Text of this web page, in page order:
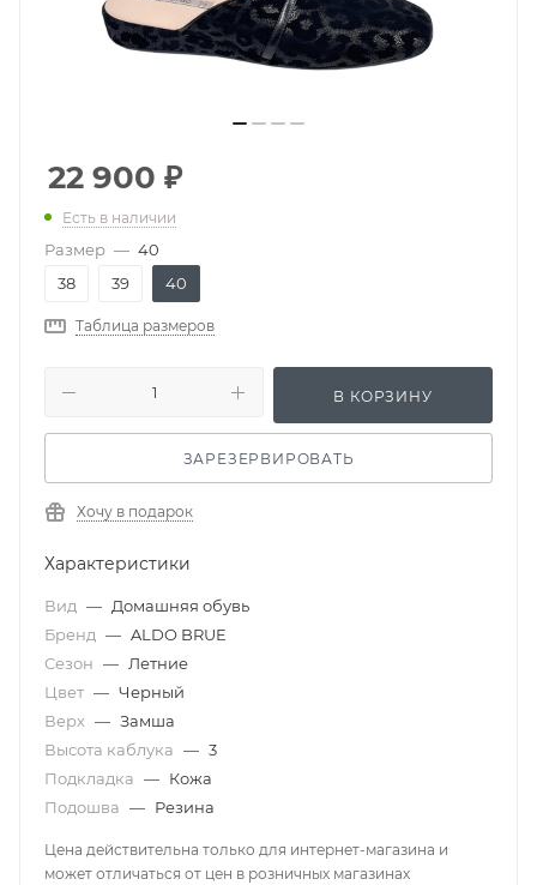
22 900 ₽
Есть в наличии
Размер — 40
38
39 40
Таблица размеров
В КОРЗИНУ
ЗАРЕЗЕРВИРОВАТЬ
Хочу в подарок
Характеристики
Вид — Домашняя обувь
Бренд — ALDO BRUE
Сезон — Летние
Цвет — Черный
Верх — Замша
Высота каблука — 3
Подкладка — Кожа
Подошва — Резина
Цена действительна только для интернет-магазина и
может отличаться от цен в розничных магазинах